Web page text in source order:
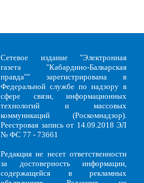
Сетевое издание "Электронная
газета "Кабардино-Балкарская
правда"" зарегистрирована в
Федеральной службе по надзору в
сфере связи, информационных
технологий и массовых
коммуникаций (Роскомнадзор).
Реестровая запись от 14.09.2018 ЭЛ
№ ФС 77 - 73661
Редакция не несет ответственности
за достоверность информации,
содержащейся в рекламных